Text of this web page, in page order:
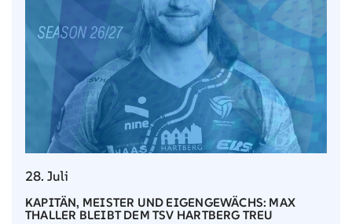
28. Juli
KAPITÄN, MEISTER UND EIGENGEWÄCHS: MAX
THALLER BLEIBT DEM TSV HARTBERG TREU